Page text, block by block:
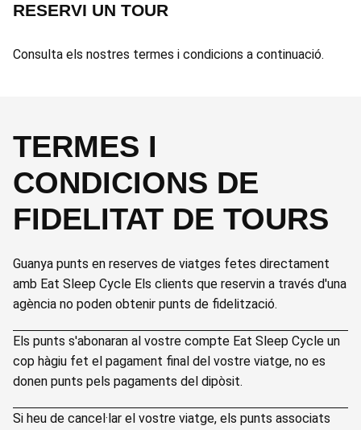
RESERVI UN TOUR
Consulta els nostres termes i condicions a continuació.
TERMES I
CONDICIONS DE
FIDELITAT DE TOURS
Guanya punts en reserves de viatges fetes directament
amb Eat Sleep Cycle Els clients que reservin a través d'una
agència no poden obtenir punts de fidelització.
Els punts s'abonaran al vostre compte Eat Sleep Cycle un
cop hàgiu fet el pagament final del vostre viatge, no es
donen punts pels pagaments del dipòsit.
Si heu de cancel·lar el vostre viatge, els punts associats